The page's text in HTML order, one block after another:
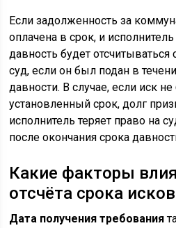
Если задолженность за
оплачена в срок, и
давность будет
суд, если он был подан в
давности. В случае, если иск
установленный срок, долг
исполнитель теряет право на
после окончания срока
Какие факторы
отсчёта срока
Дата получения требования